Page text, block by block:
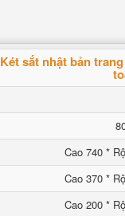
Két sắt nhật bản
Cao 740 *
Cao 370 *
Cao 200 *